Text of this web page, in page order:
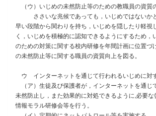
（ウ）いじめの未然防止等のための教職員の資質
ささいな兆候であっても，いじめではないかと
早い段階から関わりを持ち，いじめを隠したり軽視
く，いじめを積極的に認知できるようにするため，
のための対策に関する校内研修を年間計画に位置づ
の未然防止等に関する職員の資質向上を図る。
ウ インターネットを通じて行われるいじめに対
（ア）生徒及び保護者が，インターネットを通じ
未然防止し，また効果的に対処できるように,必要な
情報モラル研修会等を行う。